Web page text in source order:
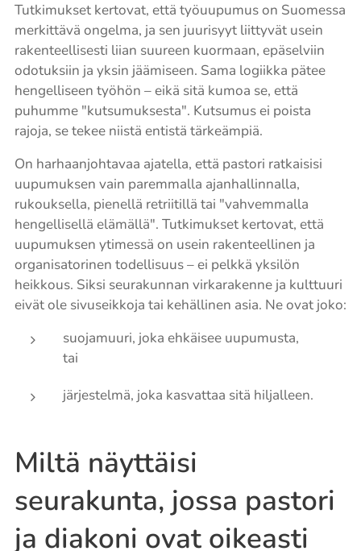
Tutkimukset kertovat, että työuupumus on Suomessa
merkittävä ongelma, ja sen juurisyyt liittyvät usein
rakenteellisesti liian suureen kuormaan, epäselviin
odotuksiin ja yksin jäämiseen. Sama logiikka pätee
hengelliseen työhön – eikä sitä kumoa se, että
puhumme "kutsumuksesta". Kutsumus ei poista
rajoja, se tekee niistä entistä tärkeämpiä.
On harhaanjohtavaa ajatella, että pastori ratkaisisi
uupumuksen vain paremmalla ajanhallinnalla,
rukouksella, pienellä retriitillä tai "vahvemmalla
hengellisellä elämällä". Tutkimukset kertovat, että
uupumuksen ytimessä on usein rakenteellinen ja
organisatorinen todellisuus – ei pelkkä yksilön
heikkous. Siksi seurakunnan virkarakenne ja kulttuuri
eivät ole sivuseikkoja tai kehällinen asia. Ne ovat joko:
suojamuuri, joka ehkäisee uupumusta,
tai
järjestelmä, joka kasvattaa sitä hiljalleen.
Miltä näyttäisi
seurakunta, jossa pastori
ja diakoni ovat oikeasti